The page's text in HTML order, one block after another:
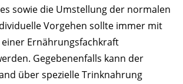
sowie die Umstellung der normalen
Vorgehen sollte immer mit
Ernährungsfachkraft
Gegebenenfalls kann der
über spezielle Trinknahrung